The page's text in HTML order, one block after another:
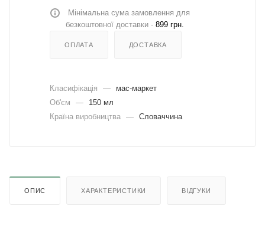
Мінімальна сума замовлення для
безкоштовної доставки - 899 грн.
ОПЛАТА ДОСТАВКА
Класифікація —
мас-маркет
Об'єм
—
150 мл
Країна виробництва — Словаччина
ОПИС ХАРАКТЕРИСТИКИ ВІДГУКИ